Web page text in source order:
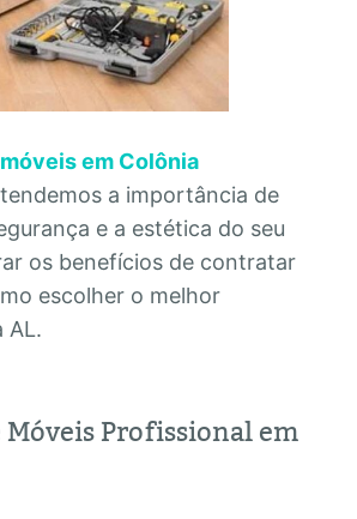
em Colônia
a importância de
e a estética do seu
os benefícios de contratar
escolher o melhor
AL.
Profissional em